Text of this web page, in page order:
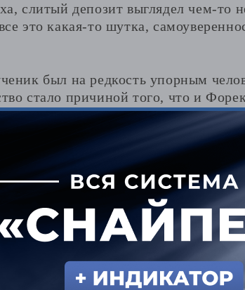
слитый депозит выглядел чем-то
это какая-то шутка,
был на редкость упорным
стало причиной того, что и
каждая заканчивалась
или счет сливался.
перелом
не было никакого волшебного
Просто в один из дней,
он наткнулся на краткое